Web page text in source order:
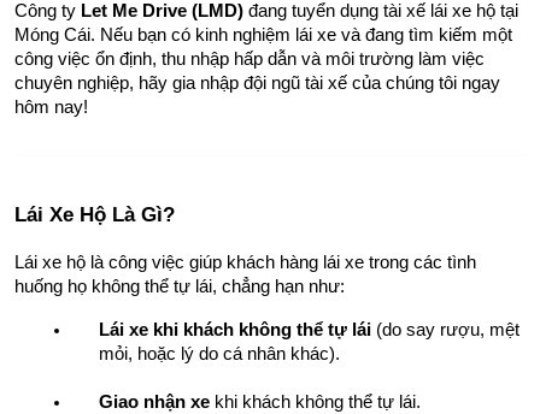
Công ty Let Me Drive (LMD) đang tuyển dụng tài xế lái xe hộ tại
Móng Cái. Nếu bạn có kinh nghiệm lái xe và đang tìm kiếm một
công việc ổn định, thu nhập hấp dẫn và môi trường làm việc
chuyên nghiệp, hãy gia nhập đội ngũ tài xế của chúng tôi ngay
hôm nay!
Lái Xe Hộ Là Gì?
Lái xe hộ là công việc giúp khách hàng lái xe trong các tình
huống họ không thể tự lái, chẳng hạn như:
Lái xe khi khách không thể tự lái (do say rượu, mệt
mỏi, hoặc lý do cá nhân khác).
Giao nhận xe khi khách không thể tự lái.